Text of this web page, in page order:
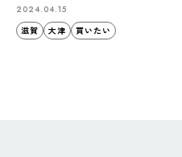
2024.04.15
滋賀
大津 買いたい